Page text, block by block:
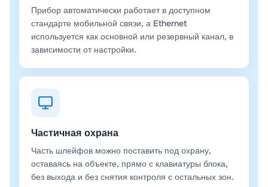
Прибор автоматически работает в доступном
стандарте мобильной связи, а Ethernet
используется как основной или резервный канал, в
зависимости от настройки.
Частичная охрана
Часть шлейфов можно поставить под охрану,
оставаясь на объекте, прямо с клавиатуры блока,
без выхода и без снятия контроля с остальных зон.